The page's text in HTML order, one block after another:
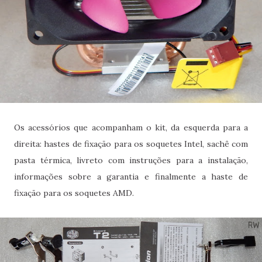
Os acessórios que acompanham o kit, da esquerda para a
direita: hastes de fixação para os soquetes Intel, sachê com
pasta térmica, livreto com instruções para a instalação,
informações sobre a garantia e finalmente a haste de
fixação para os soquetes AMD.